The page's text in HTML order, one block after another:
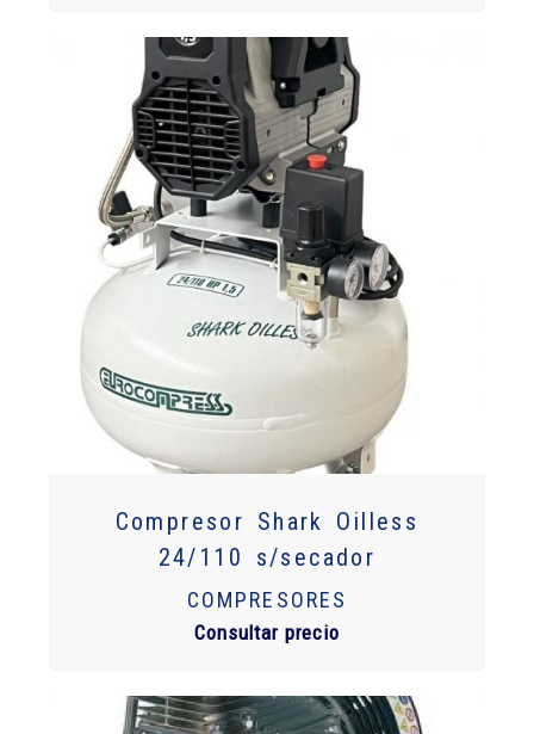
Compresor Shark Oilless
24/110 s/secador
COMPRESORES
Consultar precio